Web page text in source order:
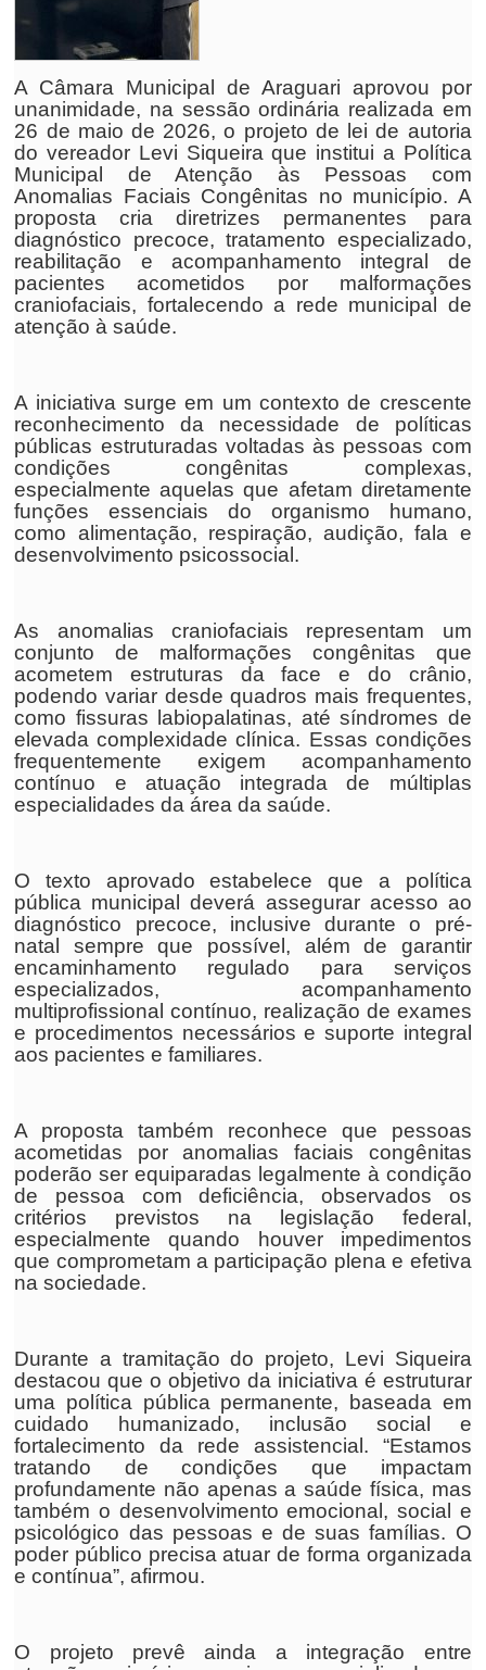
A Câmara Municipal de Araguari aprovou por
unanimidade, na sessão ordinária realizada em
26 de maio de 2026, o projeto de lei de autoria
do vereador Levi Siqueira que institui a Política
Municipal de Atenção às Pessoas com
Anomalias Faciais Congênitas no município. A
proposta cria diretrizes permanentes para
diagnóstico precoce, tratamento especializado,
reabilitação e acompanhamento integral de
pacientes acometidos por malformações
craniofaciais, fortalecendo a rede municipal de
atenção à saúde.
A iniciativa surge em um contexto de crescente
reconhecimento da necessidade de políticas
públicas estruturadas voltadas às pessoas com
condições congênitas complexas,
especialmente aquelas que afetam diretamente
funções essenciais do organismo humano,
como alimentação, respiração, audição, fala e
desenvolvimento psicossocial.
As anomalias craniofaciais representam um
conjunto de malformações congênitas que
acometem estruturas da face e do crânio,
podendo variar desde quadros mais frequentes,
como fissuras labiopalatinas, até síndromes de
elevada complexidade clínica. Essas condições
frequentemente exigem acompanhamento
contínuo e atuação integrada de múltiplas
especialidades da área da saúde.
O texto aprovado estabelece que a política
pública municipal deverá assegurar acesso ao
diagnóstico precoce, inclusive durante o pré-
natal sempre que possível, além de garantir
encaminhamento regulado para serviços
especializados, acompanhamento
multiprofissional contínuo, realização de exames
e procedimentos necessários e suporte integral
aos pacientes e familiares.
A proposta também reconhece que pessoas
acometidas por anomalias faciais congênitas
poderão ser equiparadas legalmente à condição
de pessoa com deficiência, observados os
critérios previstos na legislação federal,
especialmente quando houver impedimentos
que comprometam a participação plena e efetiva
na sociedade.
Durante a tramitação do projeto, Levi Siqueira
destacou que o objetivo da iniciativa é estruturar
uma política pública permanente, baseada em
cuidado humanizado, inclusão social e
fortalecimento da rede assistencial. “Estamos
tratando de condições que impactam
profundamente não apenas a saúde física, mas
também o desenvolvimento emocional, social e
psicológico das pessoas e de suas famílias. O
poder público precisa atuar de forma organizada
e contínua”, afirmou.
O projeto prevê ainda a integração entre